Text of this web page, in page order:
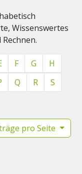
Wissenswertes
F G
H
Q R
S
pro Seite